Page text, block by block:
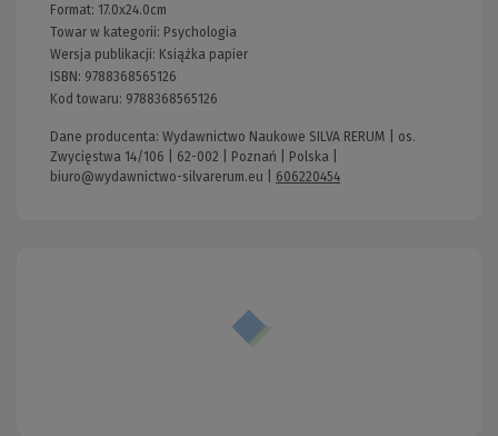
Format: 17.0x24.0cm
Towar w kategorii: Psychologia
Wersja publikacji: Książka papier
ISBN: 9788368565126
Kod towaru: 9788368565126
Dane producenta: Wydawnictwo Naukowe SILVA RERUM | os.
Zwycięstwa 14/106 | 62-002 | Poznań | Polska |
biuro@wydawnictwo-silvarerum.eu
606220454